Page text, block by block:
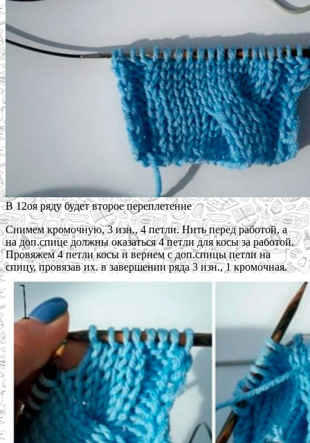
В 12оя ряду будет второе переплетение
Снимем кромочную, 3 изн., 4 петли. Нить перед работой, а
на доп.спице должны оказаться 4 петли для косы за работой.
Провяжем 4 петли косы и вернем с доп.спицы петли на
спицу, провязав их. в завершении ряда 3 изн., 1 кромочная.